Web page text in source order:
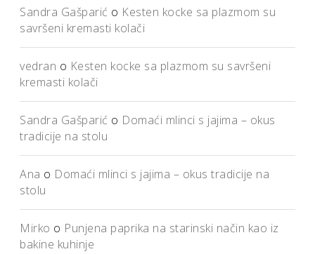
Sandra Gašparić o Kesten kocke sa plazmom su
savršeni kremasti kolači
vedran o Kesten kocke sa plazmom su savršeni
kremasti kolači
Sandra Gašparić o Domaći mlinci s jajima – okus
tradicije na stolu
Ana o Domaći mlinci s jajima – okus tradicije na
stolu
Mirko o Punjena paprika na starinski način kao iz
bakine kuhinje